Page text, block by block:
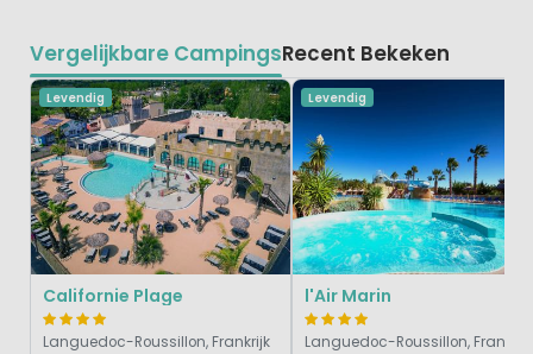
Vergelijkbare CampingsRecent Bekeken
Levendig
Californie Plage
Languedoc-Roussillon, Frankrijk
Levendig
l'Air Marin
Languedoc-Roussillon, Frankrijk